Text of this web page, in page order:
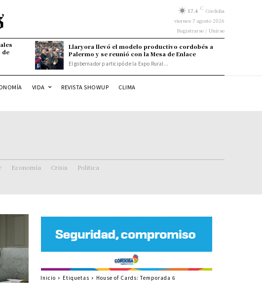
17.4 C Córdoba
viernes 7 agosto 2026
Registrarse / Unirse
de
Llaryora llevó el modelo productivo cordobés a
Palermo y se reunió con la Mesa de Enlace
El gobernador participó de la Expo Rural...
VIDA REVISTA SHOWUP CLIMA
Economía Crisis Politica
Inicio Etiquetas House of Cards: Temporada 6